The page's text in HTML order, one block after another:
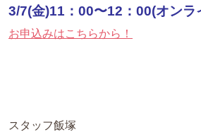
3/7(金)11：00〜12：00(オンラ
お申込みはこちらから！
スタッフ飯塚